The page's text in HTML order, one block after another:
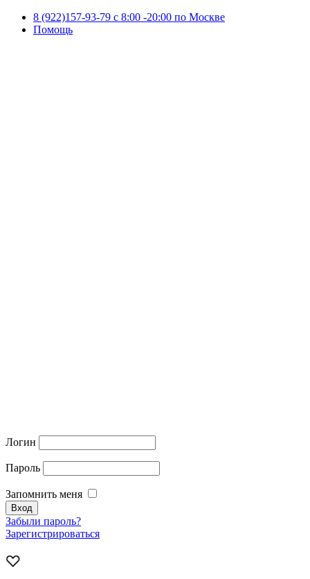
8 (922)157-93-79 c 8:00 -20:00 по Москве
Помощь
Логин
Пароль
Запомнить меня
Забыли пароль?
Зарегистрироваться